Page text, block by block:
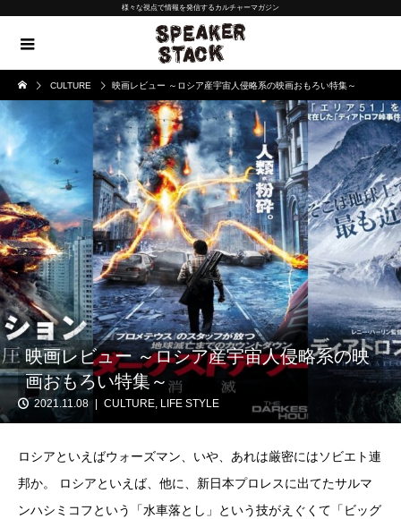
様々な視点で情報を発信するカルチャーマガジン
CULTURE 映画レビュー ～ロシア産宇宙人侵略系の映画おもろい特集～
映画レビュー ～ロシア産宇宙人侵略系の映
画おもろい特集～
2021.11.08 CULTURE, LIFE STYLE
ロシアといえばウォーズマン、いや、あれは厳密にはソビエト連
邦か。 ロシアといえば、他に、新日本プロレスに出てたサルマ
ンハシミコフという「水車落とし」という技がえぐくて「ビッグ